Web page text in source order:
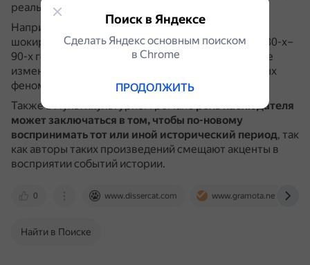
реальности.
Например, сторонний наблюдатель может быть
шокирован, попадая в культурный контекст США 80-х–
90-х годов XX века, где наблюдались значительные
изменения в принципах представления культурных
феноменов.
Также в мультикультурном романероль наблюдателя
может заключаться в том, чтобы по-новому
воспринимать тот или иной исторический период, так
как авторы таких произведений смещают акценты в
восприятии событий истории.
0 www.dissercat.com www.gramota.net
Найти в Поиске
Поиск в Яндексе
Сделать Яндекс основным поиском
в Сhrome
ПРОДОЛЖИТЬ